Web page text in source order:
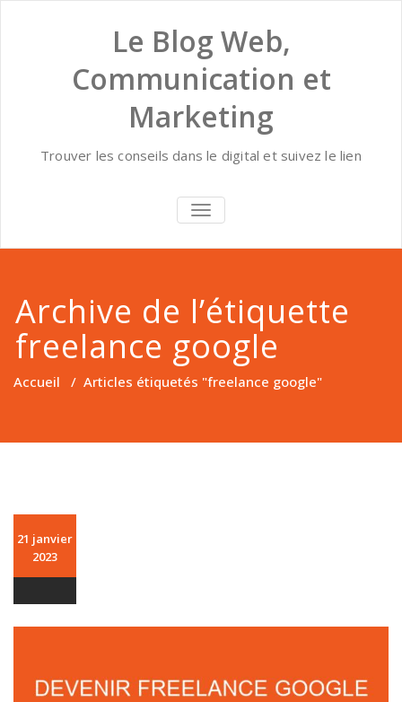
Le Blog Web,
Communication et
Marketing
Trouver les conseils dans le digital et suivez le lien
AFFICHER/MASQUER
LA
Archive de l’étiquette
freelance google
Accueil / Articles étiquetés "freelance google"
21 janvier
2023